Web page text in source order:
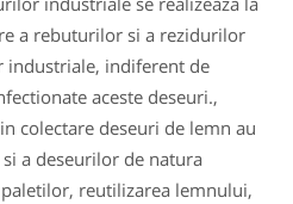
a rebuturilor si a rezidurilor
industriale, indiferent de
aceste deseuri.,
colectare deseuri de lemn au
a deseurilor de natura
reutilizarea lemnului,